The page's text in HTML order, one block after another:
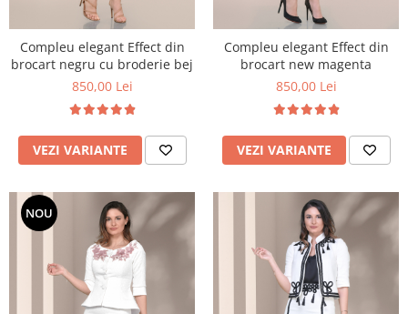
Compleu elegant Effect din
brocart negru cu broderie bej
850,00 Lei
VEZI VARIANTE
Compleu elegant Effect din
brocart new magenta
850,00 Lei
VEZI VARIANTE
NOU